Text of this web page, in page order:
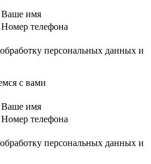
Ваше имя
Номер телефона
персональных данных и
с вами
Ваше имя
Номер телефона
персональных данных и